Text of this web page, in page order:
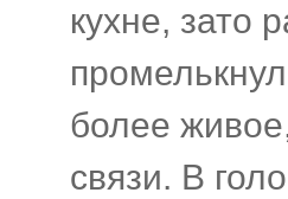
кухне, зато
более
связи. В